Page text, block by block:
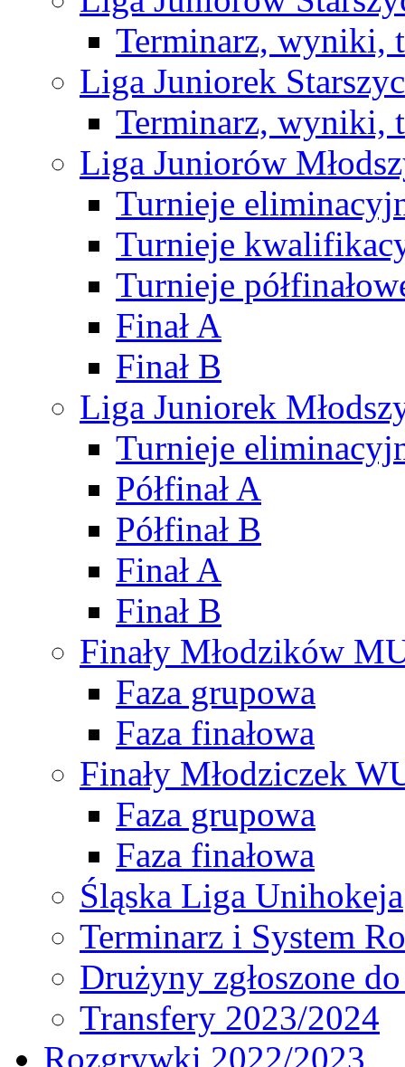
Terminarz, wyniki,
Liga Juniorek
Terminarz, wyniki,
Liga Juniorów
Turnieje
Turnieje
Turnieje
Finał A
Finał B
Liga Juniorek
Turnieje
Półfinał A
Półfinał B
Finał A
Finał B
Finały Młodzików
Faza grupowa
Faza finałowa
Finały Młodziczek
Faza grupowa
Faza finałowa
Śląska Liga Unihokeja
Terminarz i System
Drużyny zgłoszone
Transfery 2023/2024
Rozgrywki 2022/2023